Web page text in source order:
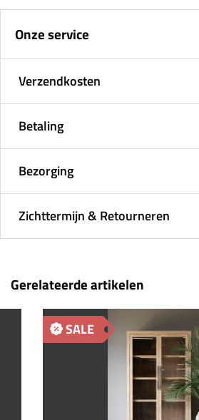
Onze service
Verzendkosten
Betaling
Bezorging
Zichttermijn & Retourneren
Gerelateerde artikelen
SALE